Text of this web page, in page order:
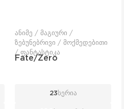
ანიმე / მაგიური /
ზებუნებრივი / მოქმედებითი
/ ფანტასტიკა
Fate/Zero
23 სერია